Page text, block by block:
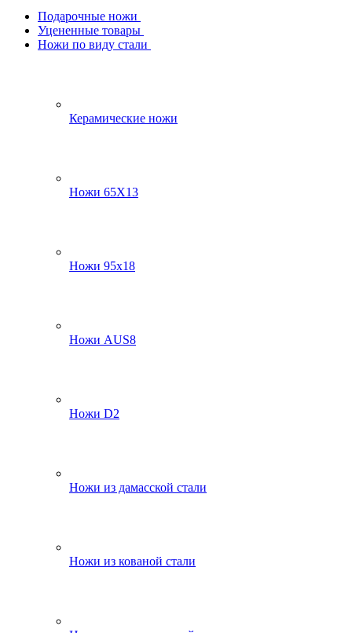
Подарочные ножи
Уцененные товары
Ножи по виду стали
Керамические ножи
Ножи 65Х13
Ножи 95х18
Ножи AUS8
Ножи D2
Ножи из дамасской стали
Ножи из кованой стали